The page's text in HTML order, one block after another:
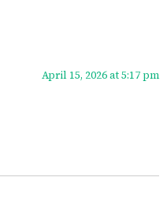
April 15, 2026 at 5:17 pm